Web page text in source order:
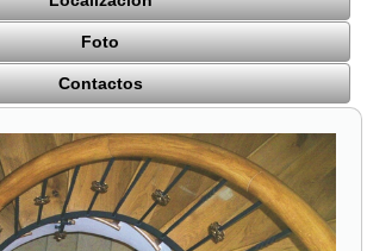
Foto
Contactos